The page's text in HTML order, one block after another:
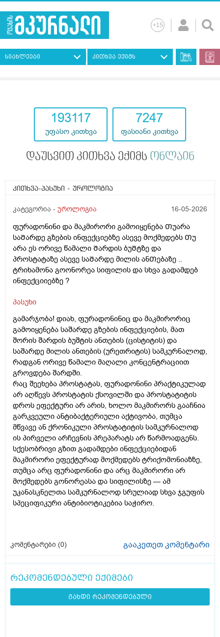
სიახლეები კითხვა ექიმს
193117
უფასო კითხვა
7247
ფასიანი კითხვა
დაუსვით კითხვა ექიმს ონლაინ
კითხვა-პასუხი - უროლოგია
კატეგორია - უროლოგია 16-05-2026
ფურადონინი და მაკმირორი გამოიყენება Თუარა
საᲨარდე გზების ინფექციებზე ასევე მოქმედებს Თუ
არა ეს ორივე წამალი Შარდის ბუᲨტზე და
პროსტატაზე ასევე საᲨარდე მილის ანᲗებაზე ..
ტრიხამონა გოონორეა სიფილის და სხვა გადამდებ
ინფექციიებზე ?
პასუხი
გამარჯობა! დიახ, ფურადონინიც და მაკმირორიც
გამოიყენება საშარდე გზების ინფექციების, მათ
შორის შარდის ბუშტის ანთების (ცისტიტის) და
საშარდე მილის ანთების (ურეთრიტის) სამკურნალოდ,
რადგან ორივე წამალი მაღალი კონცენტრაციით
გროვდება შარდში.
რაც შეეხება პროსტატას, ფურადონინი პრაქტიკულად
არ აღწევს პროსტატის ქსოვილში და პროსტატიტის
დროს ეფექტური არ არის, ხოლო მაკმირორს გააჩნია
გარკვეული ანტიბაქტერიული აქტივობა, თუმცა
მწვავე ან ქრონიკული პროსტატიტის სამკურნალოდ
ის პირველი არჩევნის პრეპარატს არ წარმოადგენს.
სქესობრივი გზით გადამდები ინფექციებიდან
მაკმირორი ეფექტურად მოქმედებს ტრიქომონიაზზე,
თუმცა არც ფურადონინი და არც მაკმირორი არ
მოქმედებს გონორეასა და სიფილისზე — ამ
უკანასკნელთა სამკურნალოდ სრულიად სხვა ჯგუფის
სპეციფიკური ანტიბიოტიკებია საჭირო.
კომენტარები (0) გააკეთეთ კომენტარი
რეკომენდებული ექიმები
გახდი რეკომენდებული